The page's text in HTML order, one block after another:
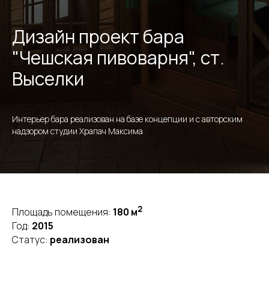
Дизайн проект бара
"Чешская пивоварня", ст.
Выселки
Интерьер бара реализован на базе концепции и с авторским
надзором студии Храпач Максима
Площадь помещения: 180 м2
Год: 2015
Статус: реализован